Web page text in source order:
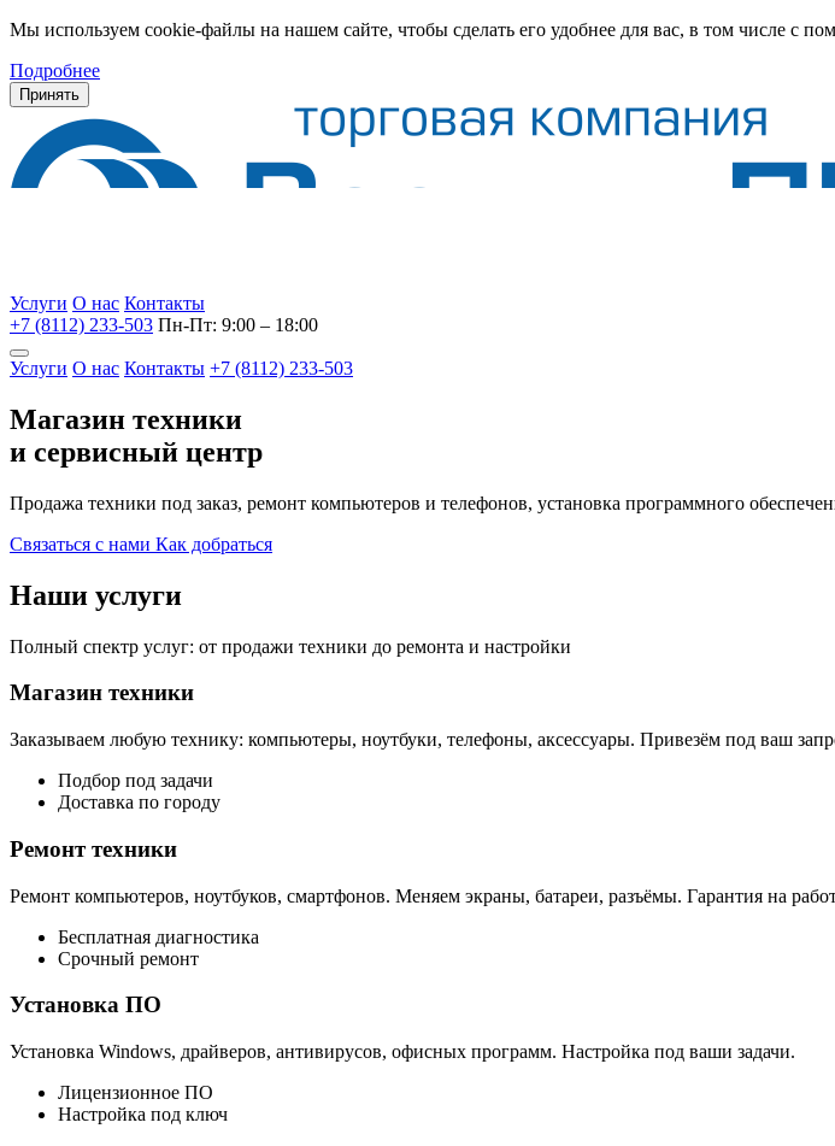
Мы используем cookie-файлы на нашем сайте, чтобы сделать его удобнее для вас, в том числе с
Подробнее
Принять
Услуги О нас Контакты
+7 (8112) 233-503 Пн-Пт: 9:00 – 18:00
Услуги О нас Контакты +7 (8112) 233-503
Магазин техники
и сервисный центр
Продажа техники под заказ, ремонт компьютеров и телефонов, установка программного
Связаться с нами Как добраться
Наши услуги
Полный спектр услуг: от продажи техники до ремонта и настройки
Магазин техники
Заказываем любую технику: компьютеры, ноутбуки, телефоны, аксессуары. Привезём под ваш
Подбор под задачи
Доставка по городу
Ремонт техники
Ремонт компьютеров, ноутбуков, смартфонов. Меняем экраны, батареи, разъёмы. Гарантия на
Бесплатная диагностика
Срочный ремонт
Установка ПО
Установка Windows, драйверов, антивирусов, офисных программ. Настройка под ваши задачи.
Лицензионное ПО
Настройка под ключ